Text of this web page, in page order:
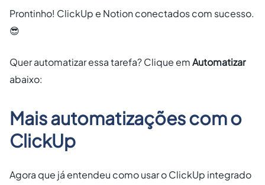
Prontinho! ClickUp e Notion conectados com sucesso.
😎
Quer automatizar essa tarefa? Clique emAutomatizar
abaixo:
Mais automatizações com o
ClickUp
Agora que já entendeu como usar o ClickUp integrado